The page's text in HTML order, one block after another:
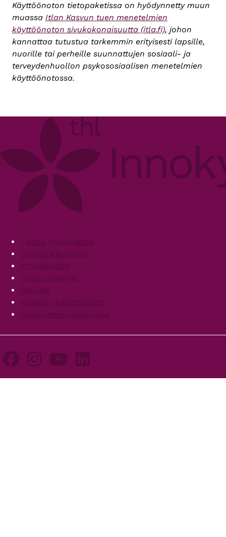
Käyttöönoton tietopaketissa on hyödynnetty muun
muassa Itlan Kasvun tuen menetelmien
käyttöönoton sivukokonaisuutta (itla.fi), johon
kannattaa tutustua tarkemmin erityisesti lapsille,
nuorille tai perheille suunnattujen sosiaali- ja
terveydenhuollon psykososiaalisen menetelmien
käyttöönotossa.
FooterTietoa Innokylästä
Ohjeita käyttäjille
Yhteystiedot
Tilaa uutiskirje
Palaute
Palvelun käyttöehdot
Saavutettavuusseloste